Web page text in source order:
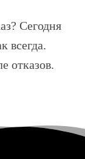
Сегодня
всегда.
отказов.